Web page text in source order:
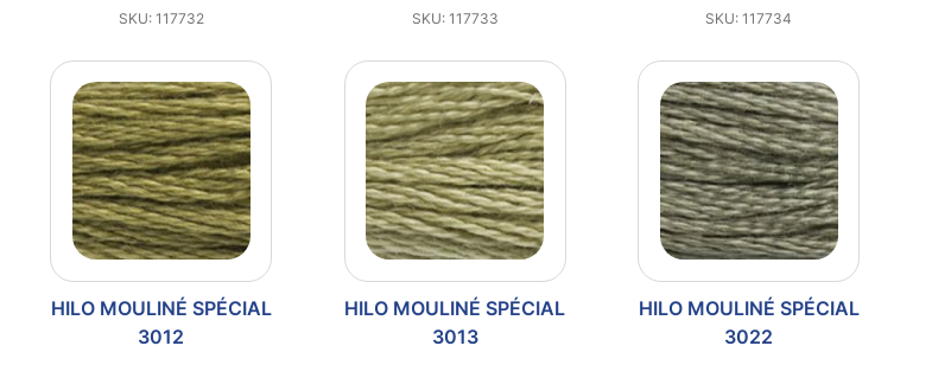
SKU: 117732 SKU: 117733 SKU: 117734
HILO MOULINÉ SPÉCIAL
3012
HILO MOULINÉ SPÉCIAL
3013
HILO MOULINÉ SPÉCIAL
3022